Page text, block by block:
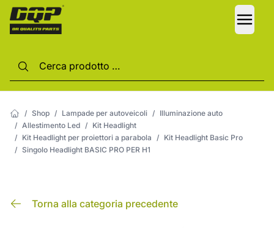
/ Shop / Lampade per autoveicoli / Illuminazione auto
/ Allestimento Led / Kit Headlight
/ Kit Headlight per proiettori a parabola / Kit Headlight Basic Pro
/ Singolo Headlight BASIC PRO PER H1
Torna alla categoria precedente